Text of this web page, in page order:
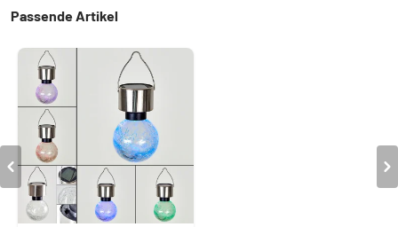
Passende Artikel